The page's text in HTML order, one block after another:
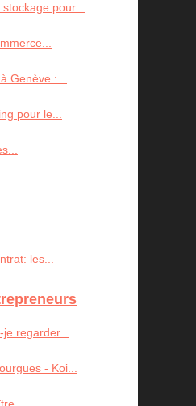
pour...
Genève :...
pour le...
les...
regarder...
- Koi...